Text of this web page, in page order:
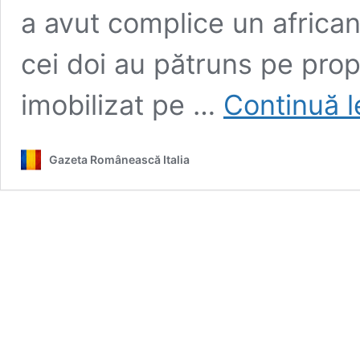
a avut complice un
cei doi au pătruns pe
imobilizat pe … Continuă
Gazeta Românească Italia